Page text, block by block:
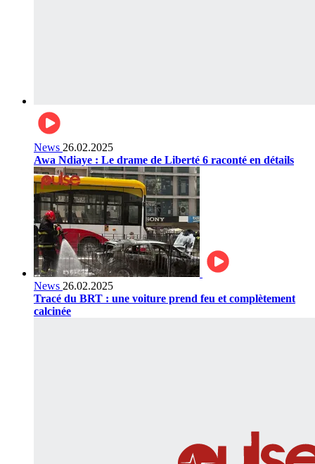
News 26.02.2025
Awa Ndiaye : Le drame de Liberté 6 raconté en détails
News 26.02.2025
Tracé du BRT : une voiture prend feu et complètement
calcinée